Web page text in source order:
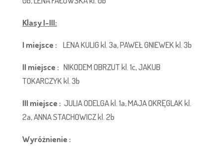
Klasy I-III:
I miejsce : LENA KULIG kl. 3a, PAWEŁ GNIEWEK kl. 3b
II miejsce : NIKODEM OBRZUT kl. 1c, JAKUB
TOKARCZYK kl. 3b
III miejsce : JULIA ODELGA kl. 1a, MAJA OKRĘGLAK kl.
2a, ANNA STACHOWICZ kl. 2b
Wyróżnienie :